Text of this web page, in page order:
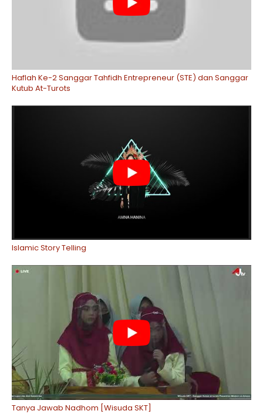
Haflah Ke-2 Sanggar Tahfidh Entrepreneur (STE) dan Sanggar
Kutub At-Turots
Islamic Story Telling
Tanya Jawab Nadhom [Wisuda SKT]